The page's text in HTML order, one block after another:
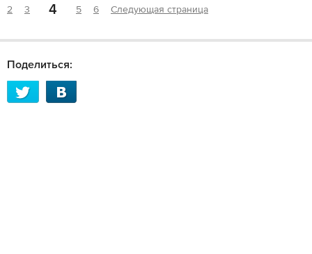
2 3 4 5 6 Следующая страница
Поделиться: